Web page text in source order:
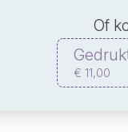
Of
€ 11,00